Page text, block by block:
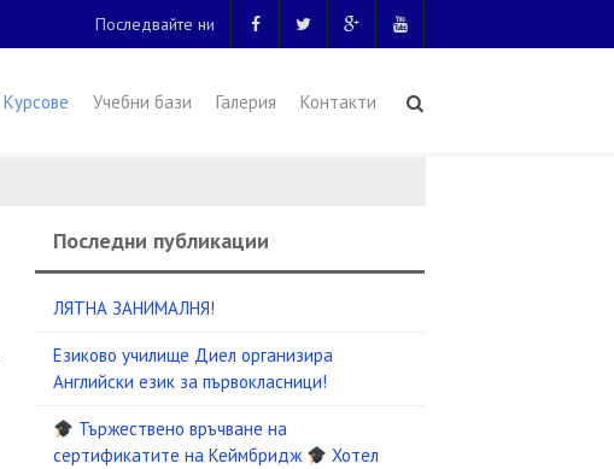
Последвайте ни
Курсове Учебни бази Галерия Контакти
Последни публикации
ЛЯТНА ЗАНИМАЛНЯ!
Езиково училище Диел организира
Английски език за първокласници!
Тържествено връчване на
сертификатите на Кеймбридж
Хотел